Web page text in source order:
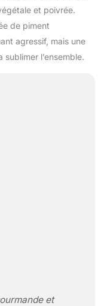
et poivrée.
de piment
agressif, mais une
l’ensemble.
et